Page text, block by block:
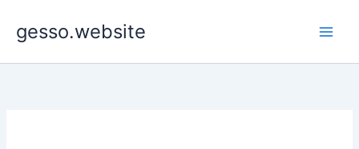
para
conteúdo
gesso.website